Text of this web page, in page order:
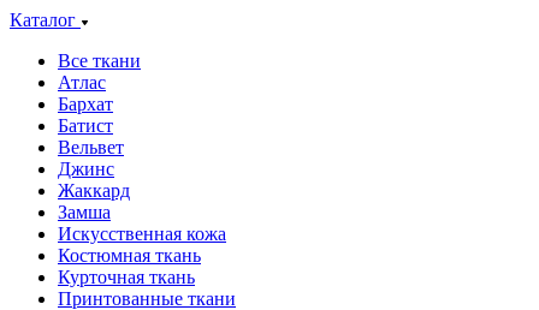
Каталог
Все ткани
Атлас
Бархат
Батист
Вельвет
Джинс
Жаккард
Замша
Искусственная кожа
Костюмная ткань
Курточная ткань
Принтованные ткани